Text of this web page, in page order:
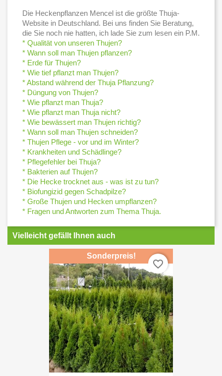
Die Heckenpflanzen Mencel ist die größte Thuja-
Website in Deutschland. Bei uns finden Sie Beratung,
die Sie noch nie hatten, ich lade Sie zum lesen ein P.M.
* Qualität von unseren Thujen?
* Wann soll man Thujen pflanzen?
* Erde für Thujen?
* Wie tief pflanzt man Thujen?
* Abstand während der Thuja Pflanzung?
* Düngung von Thujen?
* Wie pflanzt man Thuja?
* Wie pflanzt man Thuja nicht?
* Wie bewässert man Thujen richtig?
* Wann soll man Thujen schneiden?
* Thujen Pflege - vor und im Winter?
* Krankheiten und Schädlinge?
* Pflegefehler bei Thuja?
* Bakterien auf Thujen?
* Die Hecke trocknet aus - was ist zu tun?
* Biofungizid gegen Schadpilze?
* Große Thujen und Hecken umpflanzen?
* Fragen und Antworten zum Thema Thuja.
Vielleicht gefällt Ihnen auch
Sonderpreis!
favorite_border